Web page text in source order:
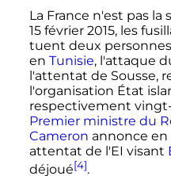
La France n'est pas la
15 février 2015, les
tuent deux
en Tunisie, l'attaque
l'attentat de Sousse,
l'organisation État
respectivement
Premier ministre du
Cameron annonce
attentat de l'EI visant
déjoué[4].